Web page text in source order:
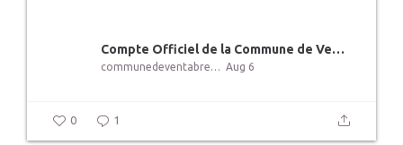
️Compte Officiel de la Commune de Ventabren
communedeventabren Aug 6
0 1